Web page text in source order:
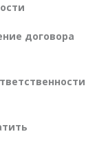
договора